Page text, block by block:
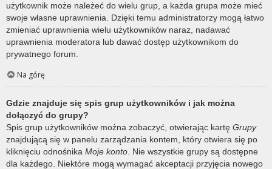
użytkownik może należeć do wielu grup, a każda grupa może mieć
swoje własne uprawnienia. Dzięki temu administratorzy mogą łatwo
zmieniać uprawnienia wielu użytkowników naraz, nadawać
uprawnienia moderatora lub dawać dostęp użytkownikom do
prywatnego forum.
Na górę
Gdzie znajduje się spis grup użytkowników i jak można
dołączyć do grupy?
Spis grup użytkowników można zobaczyć, otwierając kartę Grupy
znajdującą się w panelu zarządzania kontem, który otwiera się po
kliknięciu odnośnika Moje konto . Nie wszystkie grupy są dostępne
dla każdego. Niektóre mogą wymagać akceptacji przyjęcia nowego